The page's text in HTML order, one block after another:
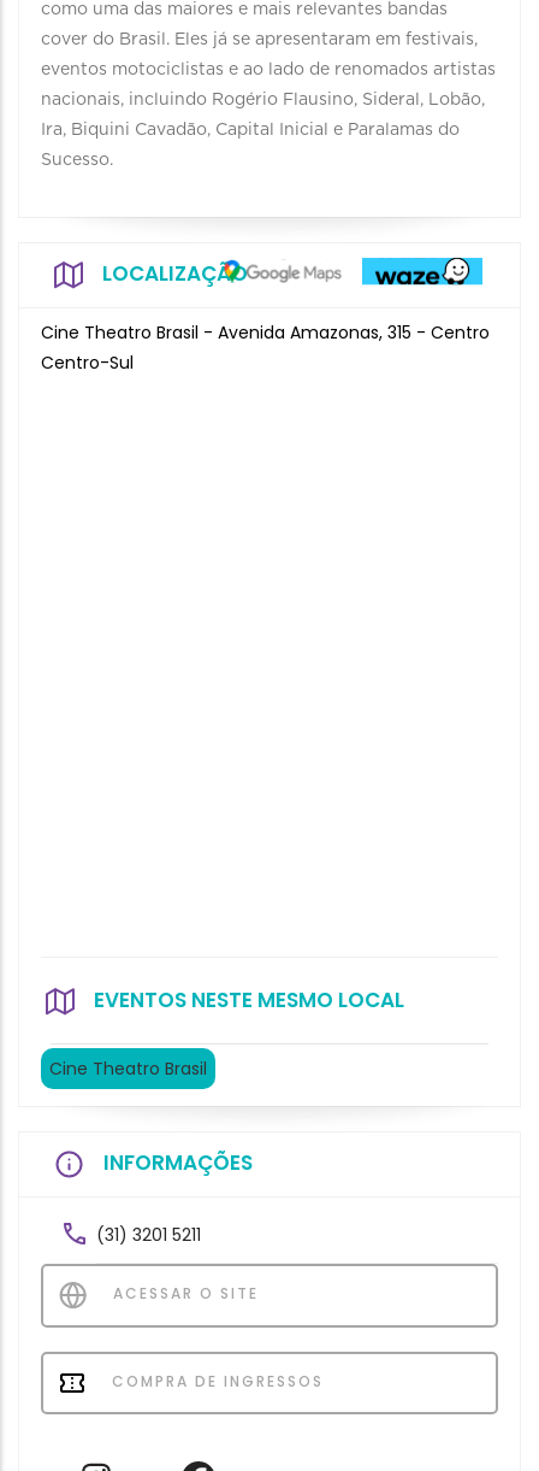
como uma das maiores e mais relevantes bandas
cover do Brasil. Eles já se apresentaram em festivais,
eventos motociclistas e ao lado de renomados artistas
nacionais, incluindo Rogério Flausino, Sideral, Lobão,
Ira, Biquini Cavadão, Capital Inicial e Paralamas do
Sucesso.
LOCALIZAÇÃO
Cine Theatro Brasil - Avenida Amazonas, 315 - Centro
Centro-Sul
EVENTOS NESTE MESMO LOCAL
Cine Theatro Brasil
INFORMAÇÕES
(31) 3201 5211
ACESSAR O SITE
COMPRA DE INGRESSOS